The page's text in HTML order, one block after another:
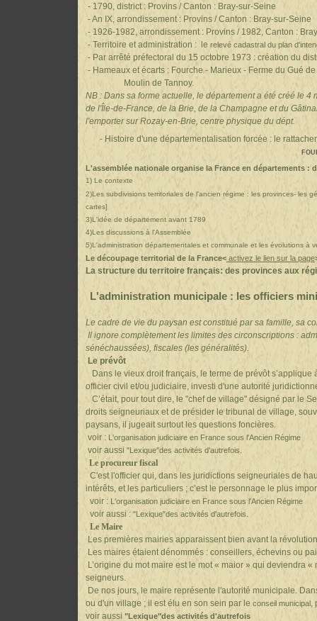
- 1790, district : Provins / Canton : Bray-sur-Seine
- An IX, arrondissement : Provins / Canton : Bray-sur-Seine
- 1926-1982, arrondissement : Provins / 1982, Canton :
- Territoire et administration : le relevé cadastral du plan
- Par arrêté préfectoral du 15 octobre 1973 : création du
- Hameaux et écarts : Fourche - Marieux - Ferme du
Moulin de Tannoy.
NB : Dans sa forme actuelle, le département a été créé le
de l'Île-de-France, de la Brie, de la Champagne et du
l'emporter sur Rozay-en-Brie, centre physique du dépt.
- Histoire d'une départementalisation forcée : le
L'assemblée nationale organise la France en départements :
1) Le contexte
2)Les subdivisions territoriales de l'ancien régime : les provinces- les
cartes]
3)L'idée de département avant 1789
4)Les discussions à l'Assemblée
5)L'administration départementales et communale et les évolutions à
Le découpage territorial de la France< activez le lien sur la page
La structure du territoire français: des provinces aux
L'administration municipale : les officiers
Le cadre de vie du paysan est constitué par sa famille, sa
Il ignore complètement les limites des circonscriptions :
sénéchaussées), fiscales (les généralités).
Le prévôt
Dans le vieux droit français, le terme de prévôt s’applique
officier civil et/ou judiciaire, investi d'une autorité
C’était, pour tout dire, le "chef de village" désigné par le
droits seigneuriaux et de présider le tribunal de village,
paysans, il jugeait surtout les questions foncières.
voir : L'organisation judiciaire en France sous l'Ancien Régime
voir aussi "Lexique"des activités d'autrefois
Le procureur fiscal
C'est l'officier qui, dans les juridictions seigneuriales de
intérêts, et les particuliers ; c’est le personnage le plus
voir : L'organisation judiciaire en France sous l'Ancien Régime
voir aussi : "Lexique"des activités d'autrefois.
Le Maire
Les premières mairies apparaissent bien avant la
Les maires étaient dénommés : conseillers, échevins ou
L’origine du mot maire est le mot « maior » qui deviendra
seigneurs.
De nos jours, le maire représente l'autorité municipale.
ou d'un village ; il est élu en son sein par le conseil municipal
voir aussi "Lexique"des activités d'autrefois